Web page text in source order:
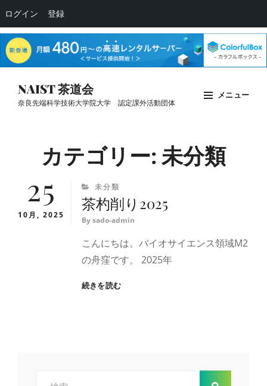
ログイン 登録
NAIST 茶道会
奈良先端科学技術大学院大学 認定課外活動団体
メニュー
カテゴリー:未分類
25
10月, 2025
CATEGORIES
未分類
茶杓削り2025
Bysado-admin
こんにちは。バイオサイエンス領域M2
の舟窪です。 2025年
続きを読む茶